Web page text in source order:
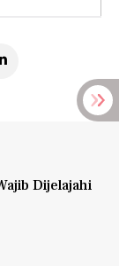
Dijelajahi